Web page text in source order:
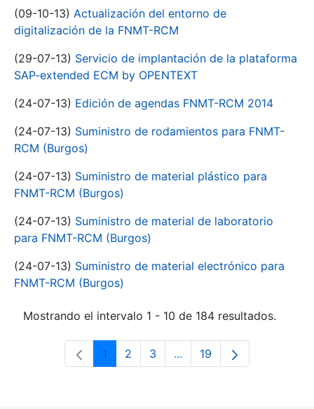
(09-10-13) Actualización del entorno de
digitalización de la FNMT-RCM
(29-07-13) Servicio de implantación de la plataforma
SAP-extended ECM by OPENTEXT
(24-07-13) Edición de agendas FNMT-RCM 2014
(24-07-13) Suministro de rodamientos para FNMT-
RCM (Burgos)
(24-07-13) Suministro de material plástico para
FNMT-RCM (Burgos)
(24-07-13) Suministro de material de laboratorio
para FNMT-RCM (Burgos)
(24-07-13) Suministro de material electrónico para
FNMT-RCM (Burgos)
Mostrando el intervalo 1 - 10 de 184 resultados.
Página
1 Página
2 Página
3 ...Páginas intermedias Use
Página
19